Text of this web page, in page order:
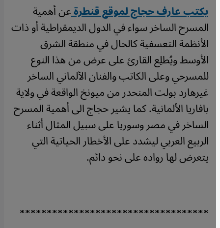
يكتب عارف حجاج لموقع قنطرةعن أهمية
المسرح الساخر سواء في الدول الديمقراطية أو ذات
الأنظمة التعسفية كالحال في منطقة الشرق
الأوسط ويُطلِع القارئ على عرض من هذا النوع
للمسرحي وعلى الكاتب والفنان الألماني الساخر
غيرهارد بولت المنحدر من ميونخ الواقعة في ولاية
بافاريا الألمانية. كما يشير حجاج الى أهمية المسرح
الساخر في مصر وسوريا على سبيل المثال أثناء
الربيع العربي ليشدد على الأخطار الحياتية التي
يتعرض لها رواده على نحو دائم.
***********************************